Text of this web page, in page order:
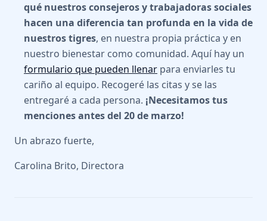
qué nuestros consejeros y trabajadoras sociales
hacen una diferencia tan profunda en la vida de
nuestros tigres, en nuestra propia práctica y en
nuestro bienestar como comunidad. Aquí hay un
formulario que pueden llenar para enviarles tu
cariño al equipo. Recogeré las citas y se las
entregaré a cada persona. ¡Necesitamos tus
menciones antes del 20 de marzo!
Un abrazo fuerte,
Carolina Brito, Directora